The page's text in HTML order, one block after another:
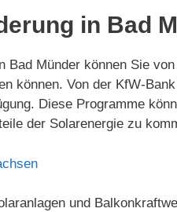
in Bad
Bad Münder können Sie
können. Von der KfW-
Diese Programme
der Solarenergie zu
und